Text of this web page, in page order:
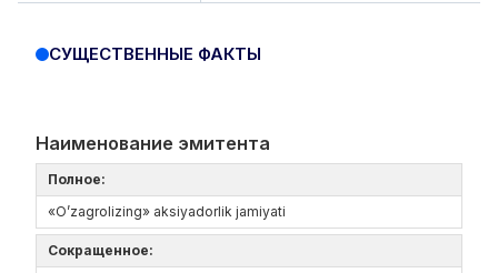
СУЩЕСТВЕННЫЕ ФАКТЫ
Наименование эмитента
Полное:
«O’zagrolizing» aksiyadorlik jamiyati
Сокращенное: